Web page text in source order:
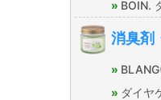
BOIN.
消臭剤
ダイヤ